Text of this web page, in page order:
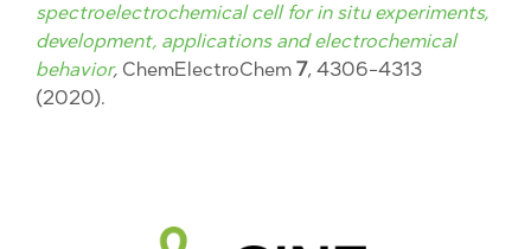
spectroelectrochemical cell for in situ experiments,
development, applications and electrochemical
behavior, ChemElectroChem 7, 4306-4313
(2020).